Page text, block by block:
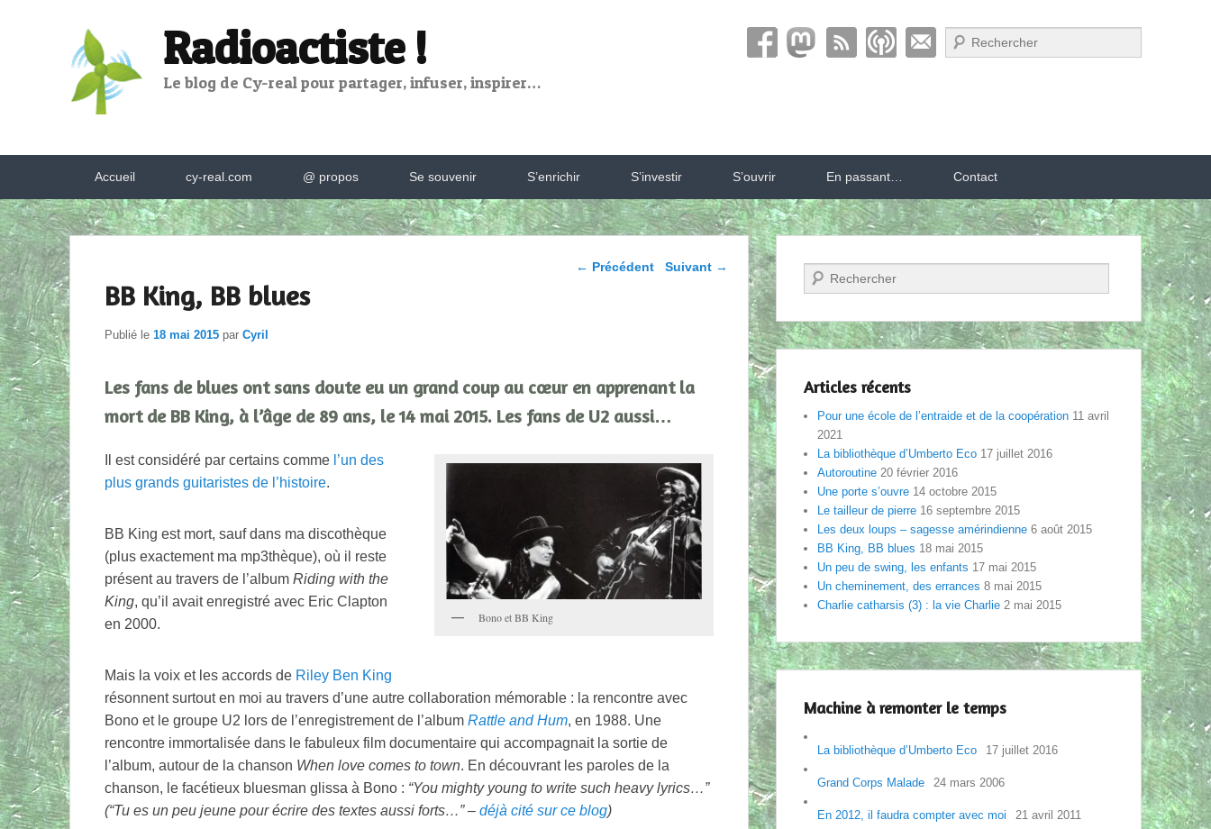
Radioactiste !
Le blog de Cy-real pour partager, infuser, inspirer…
Recherche
Accueil cy-real.com @ propos Se souvenir S’enrichir S’investir S’ouvrir En passant… Contact
Parcourir les articles
← Précédent Suivant →
BB King, BB blues
Publié le 18 mai 2015 par Cyril
Les fans de blues ont sans doute eu un grand coup au cœur en apprenant la
mort de BB King, à l’âge de 89 ans, le 14 mai 2015. Les fans de U2 aussi…
Bono et BB King
Il est considéré par certains comme l’un des
plus grands guitaristes de l’histoire.
BB King est mort, sauf dans ma discothèque
(plus exactement ma mp3thèque), où il reste
présent au travers de l’album Riding with the
King, qu’il avait enregistré avec Eric Clapton
en 2000.
Mais la voix et les accords de Riley Ben King
résonnent surtout en moi au travers d’une autre collaboration mémorable : la rencontre avec
Bono et le groupe U2 lors de l’enregistrement de l’album Rattle and Hum, en 1988. Une
rencontre immortalisée dans le fabuleux film documentaire qui accompagnait la sortie de
l’album, autour de la chanson When love comes to town. En découvrant les paroles de la
chanson, le facétieux bluesman glissa à Bono : “You mighty young to write such heavy lyrics…”
(“Tu es un peu jeune pour écrire des textes aussi forts…” – déjà cité sur ce blog)
Recherche
Articles récents
Pour une école de l’entraide et de la coopération 11 avril
2021
La bibliothèque d’Umberto Eco 17 juillet 2016
Autoroutine 20 février 2016
Une porte s’ouvre 14 octobre 2015
Le tailleur de pierre 16 septembre 2015
Les deux loups – sagesse amérindienne 6 août 2015
BB King, BB blues 18 mai 2015
Un peu de swing, les enfants 17 mai 2015
Un cheminement, des errances 8 mai 2015
Charlie catharsis (3) : la vie Charlie 2 mai 2015
Machine à remonter le temps
La bibliothèque d’Umberto Eco 17 juillet 2016
Grand Corps Malade 24 mars 2006
En 2012, il faudra compter avec moi 21 avril 2011